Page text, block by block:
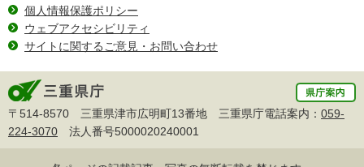
個人情報保護ポリシー
ウェブアクセシビリティ
サイトに関するご意見・お問い合わせ
〒514-8570 三重県津市広明町13番地 三重県庁電話案内： 059-
224-3070 法人番号5000020240001